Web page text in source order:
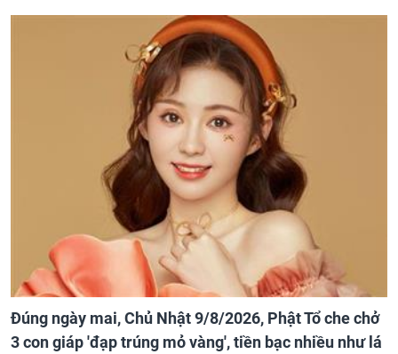
Đúng ngày mai, Chủ Nhật 9/8/2026, Phật Tổ che chở
3 con giáp 'đạp trúng mỏ vàng', tiền bạc nhiều như lá